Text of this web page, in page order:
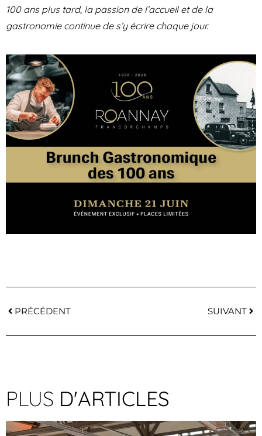
100 ans plus tard, la passion de l’accueil et de la
gastronomie continue de s’y écrire chaque jour.
PRÉCÉDENT SUIVANT
PLUS D'ARTICLES